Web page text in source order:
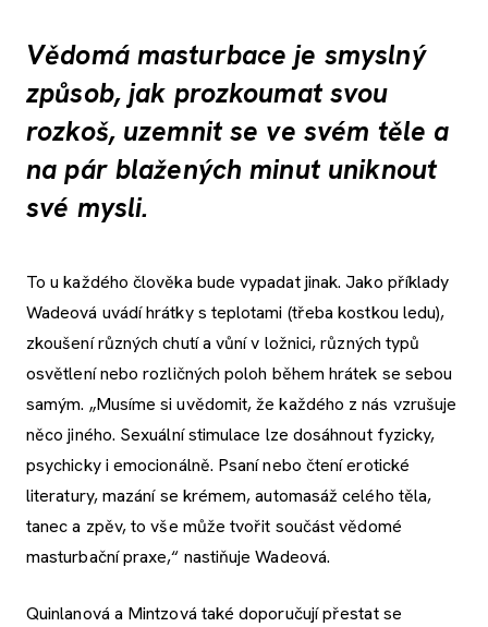
Vědomá masturbace je smyslný
způsob, jak prozkoumat svou
rozkoš, uzemnit se ve svém těle a
na pár blažených minut uniknout
své mysli.
To u každého člověka bude vypadat jinak. Jako příklady
Wadeová uvádí hrátky s teplotami (třeba kostkou ledu),
zkoušení různých chutí a vůní v ložnici, různých typů
osvětlení nebo rozličných poloh během hrátek se sebou
samým. „Musíme si uvědomit, že každého z nás vzrušuje
něco jiného. Sexuální stimulace lze dosáhnout fyzicky,
psychicky i emocionálně. Psaní nebo čtení erotické
literatury, mazání se krémem, automasáž celého těla,
tanec a zpěv, to vše může tvořit součást vědomé
masturbační praxe,“ nastiňuje Wadeová.
Quinlanová a Mintzová také doporučují přestat se